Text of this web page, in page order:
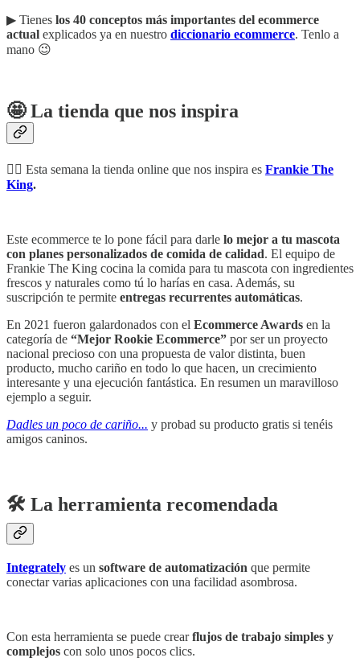
▶︎ Tienes los 40 conceptos más importantes del ecommerce
actual explicados ya en nuestro diccionario ecommerce. Tenlo a
mano 😉
🤩 La tienda que nos inspira
🐕‍🦺 Esta semana la tienda online que nos inspira es Frankie The
King.
Este ecommerce te lo pone fácil para darle lo mejor a tu mascota
con planes personalizados de comida de calidad. El equipo de
Frankie The King cocina la comida para tu mascota con ingredientes
frescos y naturales como tú lo harías en casa. Además, su
suscripción te permite entregas recurrentes automáticas.
En 2021 fueron galardonados con el Ecommerce Awards en la
categoría de “Mejor Rookie Ecommerce” por ser un proyecto
nacional precioso con una propuesta de valor distinta, buen
producto, mucho cariño en todo lo que hacen, un crecimiento
interesante y una ejecución fantástica. En resumen un maravilloso
ejemplo a seguir.
Dadles un poco de cariño... y probad su producto gratis si tenéis
amigos caninos.
🛠️ La herramienta recomendada
Integrately es un software de automatización que permite
conectar varias aplicaciones con una facilidad asombrosa.
Con esta herramienta se puede crearflujos de trabajo simples y
complejos con solo unos pocos clics.